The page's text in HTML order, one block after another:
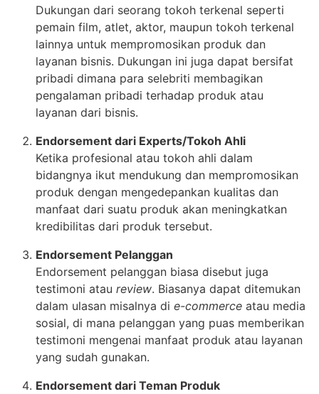
Dukungan dari seorang tokoh terkenal seperti
pemain film, atlet, aktor, maupun tokoh terkenal
lainnya untuk mempromosikan produk dan
layanan bisnis. Dukungan ini juga dapat bersifat
pribadi dimana para selebriti membagikan
pengalaman pribadi terhadap produk atau
layanan dari bisnis.
Endorsement dari Experts/Tokoh Ahli
Ketika profesional atau tokoh ahli dalam
bidangnya ikut mendukung dan mempromosikan
produk dengan mengedepankan kualitas dan
manfaat dari suatu produk akan meningkatkan
kredibilitas dari produk tersebut.
Endorsement Pelanggan
Endorsement pelanggan biasa disebut juga
testimoni atau review. Biasanya dapat ditemukan
dalam ulasan misalnya di e-commerce atau media
sosial, di mana pelanggan yang puas memberikan
testimoni mengenai manfaat produk atau layanan
yang sudah gunakan.
Endorsement dari Teman Produk